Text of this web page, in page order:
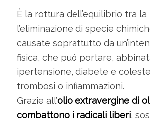
È la rottura dell’equilibrio tra
l’eliminazione di specie
causate soprattutto da
fisica, che può portare,
ipertensione, diabete e
trombosi o infiammazioni.
Grazie all’olio extravergine di
combattono i radicali liberi,